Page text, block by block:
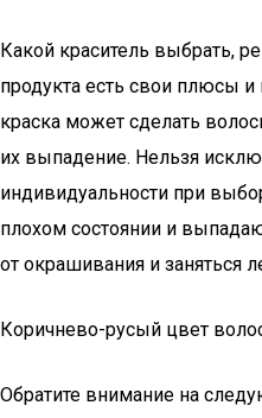
Какой краситель выбрать,
продукта есть свои плюсы
краска может сделать
их выпадение. Нельзя
индивидуальности при
плохом состоянии и
от окрашивания и заняться
Коричнево-русый цвет
Обратите внимание на